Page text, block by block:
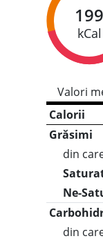
199
kCal
Valori
Calorii
Grăsimi
din
Ne-
din